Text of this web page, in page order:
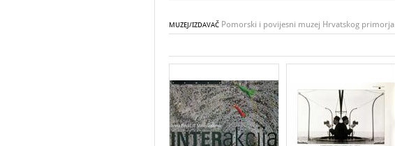
MUZEJ/IZDAVAČ Pomorski i povijesni muzej Hrvatskog primorja